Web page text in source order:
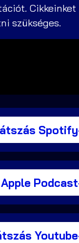
Cikkeinket
szükséges.